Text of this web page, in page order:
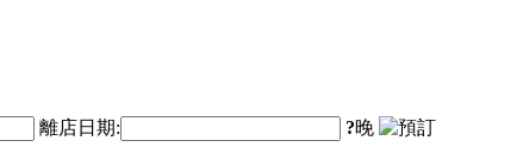
離店日期: ?晚